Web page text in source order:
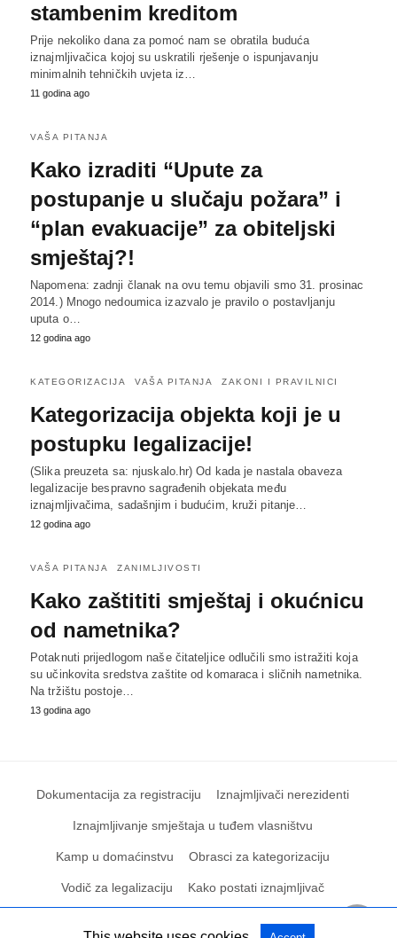
stambenim kreditom
Prije nekoliko dana za pomoć nam se obratila buduća
iznajmljivačica kojoj su uskratili rješenje o ispunjavanju
minimalnih tehničkih uvjeta iz…
11 godina ago
VAŠA PITANJA
Kako izraditi “Upute za
postupanje u slučaju požara” i
“plan evakuacije” za obiteljski
smještaj?!
Napomena: zadnji članak na ovu temu objavili smo 31. prosinac
2014.) Mnogo nedoumica izazvalo je pravilo o postavljanju
uputa o…
12 godina ago
KATEGORIZACIJA VAŠA PITANJA ZAKONI I PRAVILNICI
Kategorizacija objekta koji je u
postupku legalizacije!
(Slika preuzeta sa: njuskalo.hr) Od kada je nastala obaveza
legalizacije bespravno sagrađenih objekata među
iznajmljivačima, sadašnjim i budućim, kruži pitanje…
12 godina ago
VAŠA PITANJA ZANIMLJIVOSTI
Kako zaštititi smještaj i okućnicu
od nametnika?
Potaknuti prijedlogom naše čitateljice odlučili smo istražiti koja
su učinkovita sredstva zaštite od komaraca i sličnih nametnika.
Na tržištu postoje…
13 godina ago
Dokumentacija za registraciju Iznajmljivači nerezidenti
Iznajmljivanje smještaja u tuđem vlasništvu
Kamp u domaćinstvu Obrasci za kategorizaciju
Vodič za legalizaciju Kako postati iznajmljivač